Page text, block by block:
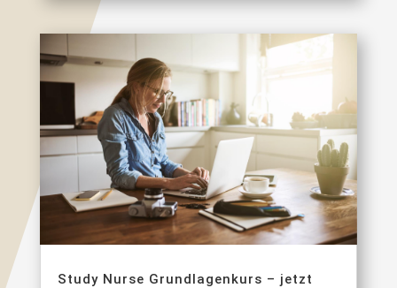
Study Nurse Grundlagenkurs – jetzt